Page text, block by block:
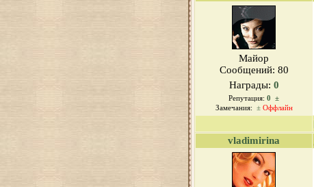
Майор
Сообщений: 80
Награды: 0
Репутация: 0
±
Замечания:
± Оффлайн
vladimirina